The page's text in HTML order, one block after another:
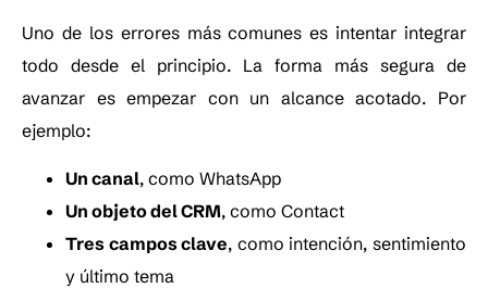
Uno de los errores más comunes es intentar integrar
todo desde el principio. La forma más segura de
avanzar es empezar con un alcance acotado. Por
ejemplo:
Un canal, como WhatsApp
Un objeto del CRM, como Contact
Tres campos clave, como intención, sentimiento
y último tema